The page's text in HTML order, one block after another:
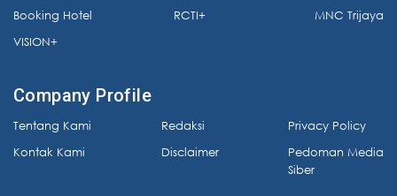
Booking Hotel
VISION+
RCTI+
MNC Trijaya
Company Profile
Tentang Kami
Kontak Kami
Redaksi
Disclaimer
Privacy Policy
Pedoman Media
Siber